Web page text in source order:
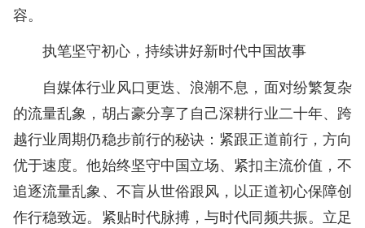
容。
执笔坚守初心，持续讲好新时代中国故事
自媒体行业风口更迭、浪潮不息，面对纷繁复杂
的流量乱象，胡占豪分享了自己深耕行业二十年、跨
越行业周期仍稳步前行的秘诀： 紧跟正道前行，方向
优于速度。他始终坚守中国立场、紧扣主流价值，不
追逐流量乱象、不盲从世俗跟风，以正道初心保障创
作行稳致远。紧贴时代脉搏，与时代同频共振。立足